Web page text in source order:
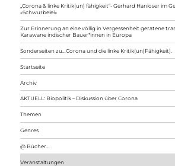
„Corona & linke Kritik(un) fähigkeit“- Gerhard Hanloser im
»Schwurbelei«
Zur Erinnerung an eine völlig in Vergessenheit geratene
Karawane indischer Bauer*innen in Europa
Sonderseiten zu…Corona und die linke Kritik(un)Fähigkeit).
Startseite
Archiv
AKTUELL: Biopolitik – Diskussion über Corona
Themen
Genres
@ Bücher…
Veranstaltungen